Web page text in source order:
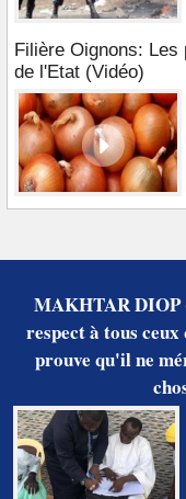
Filière Oignons:
de l'Etat (Vidéo)
MAKHTAR DIOP
respect à tous
prouve qu'il ne